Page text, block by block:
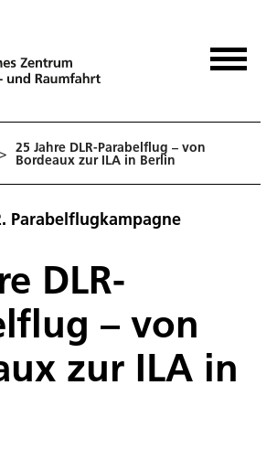
> 25 Jahre DLR-Parabelflug – von
Bordeaux zur ILA in Berlin
Parabelflugkampagne
DLR-
– von
zur ILA in